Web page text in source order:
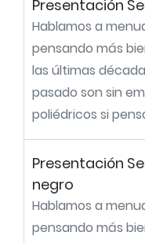
Presentación
Hablamos a
pensando más
las últimas
pasado son sin
poliédricos si
Presentación
negro
Hablamos a
pensando más